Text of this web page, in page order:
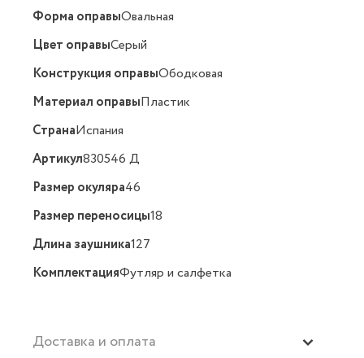
Форма оправыОвальная
Цвет оправыСерый
Конструкция оправыОбодковая
Материал оправыПластик
СтранаИспания
Артикул830546 Д
Размер окуляра46
Размер переносицы18
Длина заушника127
КомплектацияФутляр и салфетка
Доставка и оплата